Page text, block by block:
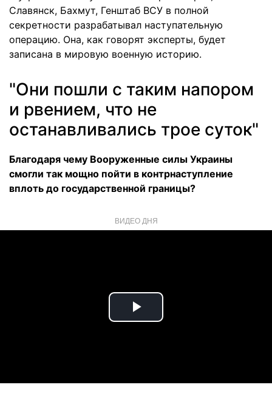
Славянск, Бахмут, Генштаб ВСУ в полной
секретности разрабатывал наступательную
операцию. Она, как говорят эксперты, будет
записана в мировую военную историю.
"Они пошли с таким напором
и рвением, что не
останавливались трое суток"
Благодаря чему Вооруженные силы Украины
смогли так мощно пойти в контрнаступление
вплоть до государственной границы?
ВИДЕО ДНЯ
Play